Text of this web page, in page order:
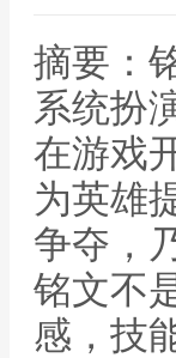
摘要：
系统扮
在游戏
为英雄
争夺，
铭文不
感，技